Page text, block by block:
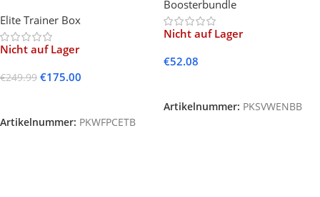
Elite Trainer Box
Nicht auf Lager
€249.99 €175.00
Artikelnummer: PKWFPCETB
Boosterbundle
Nicht auf Lager
€52.08
Artikelnummer: PKSVWENBB